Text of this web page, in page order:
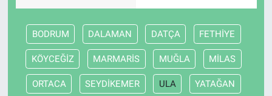
BODRUM DALAMAN DATÇA FETHİYE
KÖYCEĞİZ MARMARİS MUĞLA MİLAS
ORTACA SEYDİKEMER ULA YATAĞAN